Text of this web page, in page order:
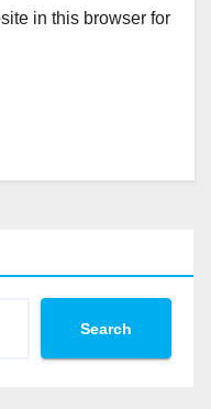
in this browser for
Search